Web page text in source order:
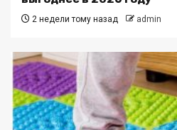
2 недели тому назад admin